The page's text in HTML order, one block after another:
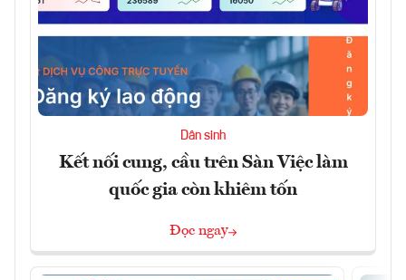
Dân sinh
Kết nối cung, cầu trên Sàn Việc làm
quốc gia còn khiêm tốn
Đọc ngay